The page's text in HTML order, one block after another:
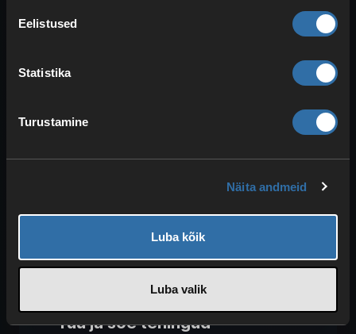
Eelistused
Statistika
Turustamine
Näita andmeid
Luba kõik
Luba valik
smaragdid: Vetikat saab väga lihtsalt
rüü ja söe tehingud